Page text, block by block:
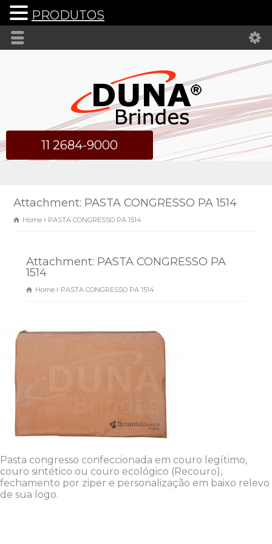
11 2684-9000
Attachment: PASTA CONGRESSO PA 1514
Home PASTA CONGRESSO PA 1514
Attachment: PASTA CONGRESSO PA
1514
Home PASTA CONGRESSO PA 1514
Pasta congresso confeccionada em couro legítimo,
couro sintético ou couro ecológico (Recouro),
fechamento por ziper e personalização em baixo relevo
de sua logo.
Dunas Brindes
Normalmente responde em
minutos
PRODUTOS